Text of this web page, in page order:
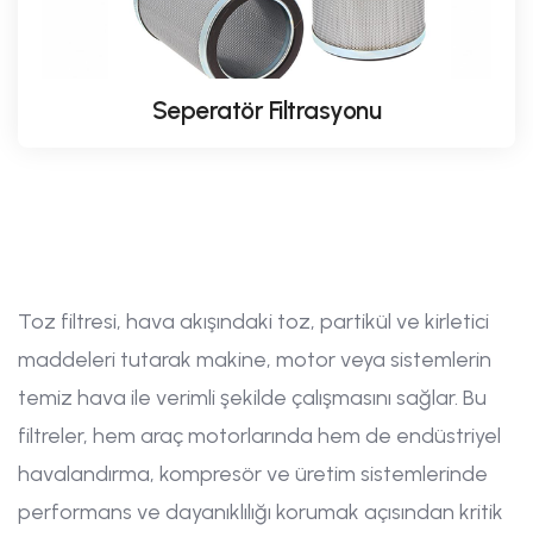
Seperatör Filtrasyonu
Toz filtresi, hava akışındaki toz, partikül ve kirletici
maddeleri tutarak makine, motor veya sistemlerin
temiz hava ile verimli şekilde çalışmasını sağlar. Bu
filtreler, hem araç motorlarında hem de endüstriyel
havalandırma, kompresör ve üretim sistemlerinde
performans ve dayanıklılığı korumak açısından kritik